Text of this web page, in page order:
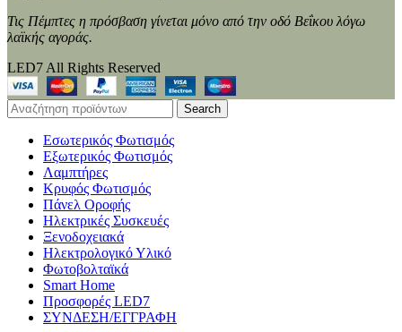
Τις Πέμπτες η πρόσβαση γίνεται μόνο από την οδό Βεΐκου λόγω
λαϊκής αγοράς.
LED7 All Rights Reserved
Search
Εσωτερικός Φωτισμός
Εξωτερικός Φωτισμός
Λαμπτήρες
Κρυφός Φωτισμός
Πάνελ Οροφής
Ηλεκτρικές Συσκευές
Ξενοδοχειακά
Ηλεκτρολογικό Υλικό
Φωτοβολταϊκά
Smart Home
Προσφορές LED7
ΣΥΝΔΕΣΗ/ΕΓΓΡΑΦΗ